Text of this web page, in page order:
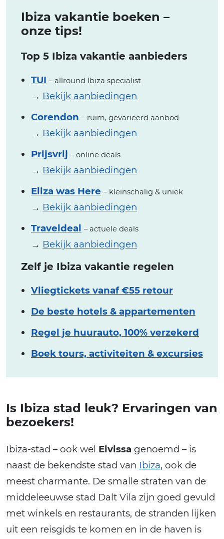
Ibiza vakantie boeken –
onze tips!
Top 5 Ibiza vakantie aanbieders
TUI – allround Ibiza specialist
→ Bekijk aanbiedingen
Corendon – ruim, gevarieerd aanbod
→ Bekijk aanbiedingen
Prijsvrij – online deals
→ Bekijk aanbiedingen
Eliza was Here – kleinschalig & uniek
→ Bekijk aanbiedingen
Traveldeal – actuele deals
→ Bekijk aanbiedingen
Zelf je Ibiza vakantie regelen
Vliegtickets vanaf €55 retour
De beste hotels & appartementen
Regel je huurauto, 100% verzekerd
Boek tours, activiteiten & excursies
Is Ibiza stad leuk? Ervaringen van
bezoekers!
Ibiza-stad – ook wel Eivissa genoemd – is
naast de bekendste stad van Ibiza, ook de
meest charmante. De smalle straten van de
middeleeuwse stad Dalt Vila zijn goed gevuld
met winkels en restaurants, de stranden lijken
uit een reisgids te komen en in de haven is